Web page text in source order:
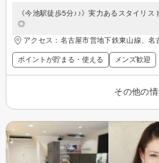
《今池駅徒歩5分♪♪》実力あるスタイリ
◎
アクセス：名古屋市営地下鉄東山線、
ポイントが貯まる・使える メンズ歓迎
その他の